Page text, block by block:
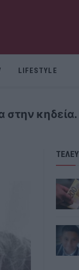
LIFESTYLE
στην κηδεία.